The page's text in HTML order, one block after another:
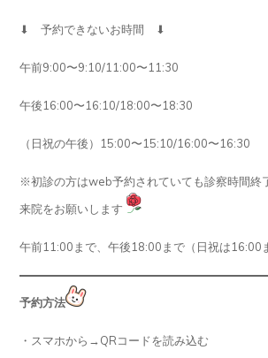
⬇︎ 予約できないお時間 ⬇︎
午前9:00〜9:10/11:00〜11:30
午後16:00〜16:10/18:00〜18:30
（日祝の午後）15:00〜15:10/16:00〜16:30
※初診の方はweb予約されていても診察時間終
来院をお願いします
午前11:00まで、午後18:00まで（日祝は16:00
予約方法
・スマホから→QRコードを読み込む